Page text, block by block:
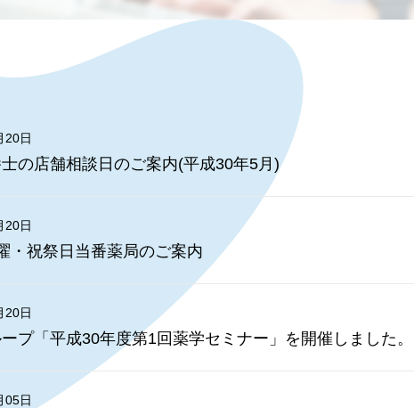
20日
の店舗相談日のご案内(平成30年5月)
20日
・祝祭日当番薬局のご案内
20日
プ「平成30年度第1回薬学セミナー」を開催しました
05日